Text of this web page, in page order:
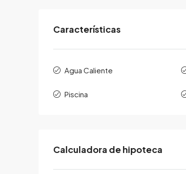
Características
Agua Caliente
Piscina
Calculadora de hipoteca